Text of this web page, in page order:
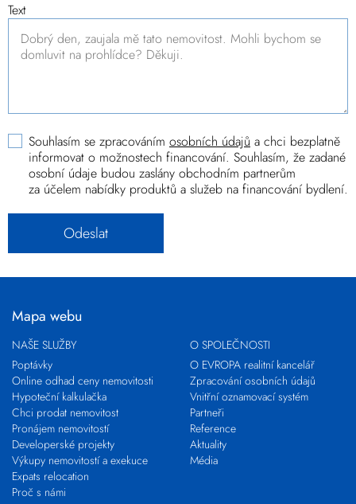
Text
Souhlasím se zpracováním osobních údajů a chci bezplatně
informovat o možnostech financování. Souhlasím, že zadané
osobní údaje budou zaslány obchodním partnerům
za účelem nabídky produktů a služeb na financování bydlení.
Mapa webu
NAŠE SLUŽBY
Poptávky
Online odhad ceny nemovitosti
Hypoteční kalkulačka
Chci prodat nemovitost
Pronájem nemovitostí
Developerské projekty
Výkupy nemovitostí a exekuce
Expats relocation
Proč s námi
O SPOLEČNOSTI
O EVROPA realitní kancelář
Zpracování osobních údajů
Vnitřní oznamovací systém
Partneři
Reference
Aktuality
Média